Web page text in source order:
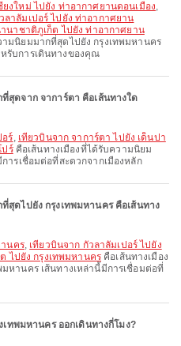
งใหม่ ไปยัง ท่าอากาศยานดอนเมือง,
าลัมเปอร์ ไปยัง ท่าอากาศยาน
นาชาติภูเก็ต ไปยัง ท่าอากาศยาน
มนิยมมากที่สุดไปยัง กรุงเทพมหานคร
รับการเดินทางของคุณ
สุดจาก จาการ์ตา คือเส้นทางใด
อร์, เที่ยวบินจาก จาการ์ตา ไปยัง เด็นปา
ปร์คือเส้นทางเมืองที่ได้รับความนิยม
ารเชื่อมต่อที่สะดวกจากเมืองหลัก
สุดไปยัง กรุงเทพมหานคร คือเส้นทาง
านคร, เที่ยวบินจาก กัวลาลัมเปอร์ ไปยัง
ไปยัง กรุงเทพมหานคร คือเส้นทางเมือง
หานคร เส้นทางเหล่านี้มีการเชื่อมต่อที่
เทพมหานคร ออกเดินทางกี่โมง?